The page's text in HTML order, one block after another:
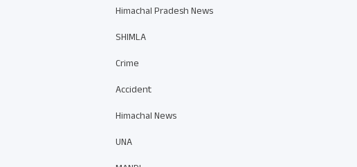
Himachal Pradesh News
SHIMLA
Crime
Accident
Himachal News
UNA